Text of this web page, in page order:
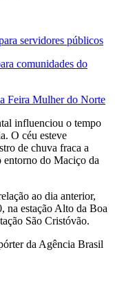
servidores públicos
comunidades do
Feira Mulher do Norte
influenciou o tempo
O céu esteve
de chuva fraca a
entorno do Maciço da
ao dia anterior,
na estação Alto da Boa
São Cristóvão.
da Agência Brasil